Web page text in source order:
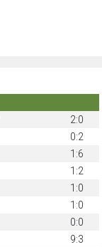
2:0
0:2
1:6
1:2
1:0
1:0
0:0
9:3